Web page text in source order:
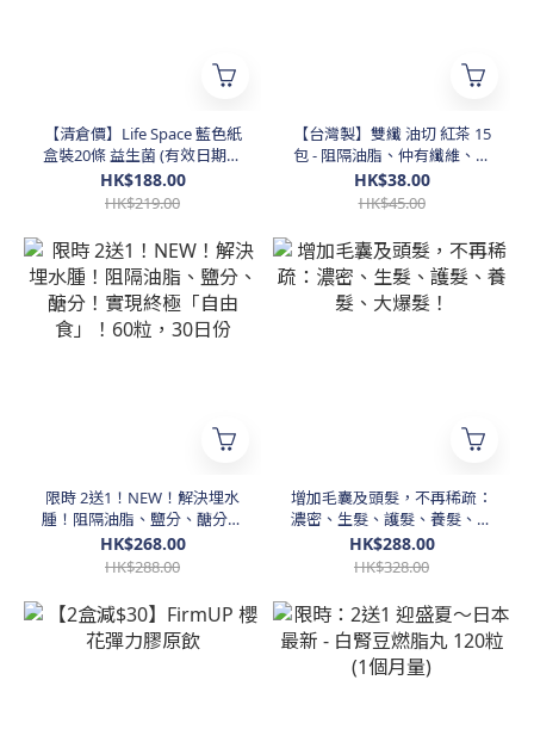
【清倉價】Life Space 藍色紙
盒裝20條 益生菌 (有效日期：
3/2027或之後)
HK$188.00
HK$219.00
【台灣製】雙纖 油切 紅茶 15
包 - 阻隔油脂、仲有纖維、好
好飲嘅有益紅茶
HK$38.00
HK$45.00
限時 2送1！NEW！解決埋水
腫！阻隔油脂、鹽分、醣分！
實現終極「自由食」！60
粒，30日份
HK$268.00
HK$288.00
增加毛囊及頭髮，不再稀疏：
濃密、生髮、護髮、養髮、大
爆髮！
HK$288.00
HK$328.00